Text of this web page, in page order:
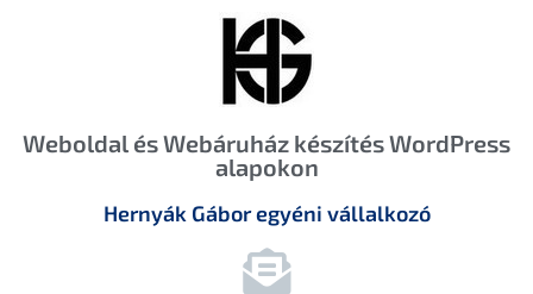
Weboldal és Webáruház készítés WordPress
alapokon
Hernyák Gábor egyéni vállalkozó